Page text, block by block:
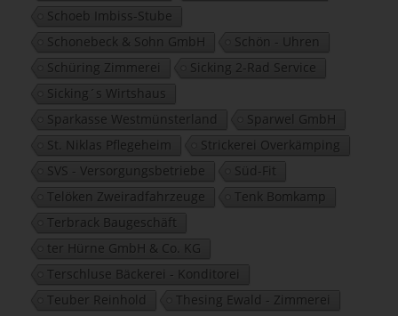
Schoeb Imbiss-Stube
Schonebeck & Sohn GmbH
Schön - Uhren
Schüring Zimmerei
Sicking 2-Rad Service
Sicking´s Wirtshaus
Sparkasse Westmünsterland
Sparwel GmbH
St. Niklas Pflegeheim
Strickerei Overkämping
SVS - Versorgungsbetriebe
Süd-Fit
Telöken Zweiradfahrzeuge
Tenk Bomkamp
Terbrack Baugeschäft
ter Hürne GmbH & Co. KG
Terschluse Bäckerei - Konditorei
Teuber Reinhold
Thesing Ewald - Zimmerei